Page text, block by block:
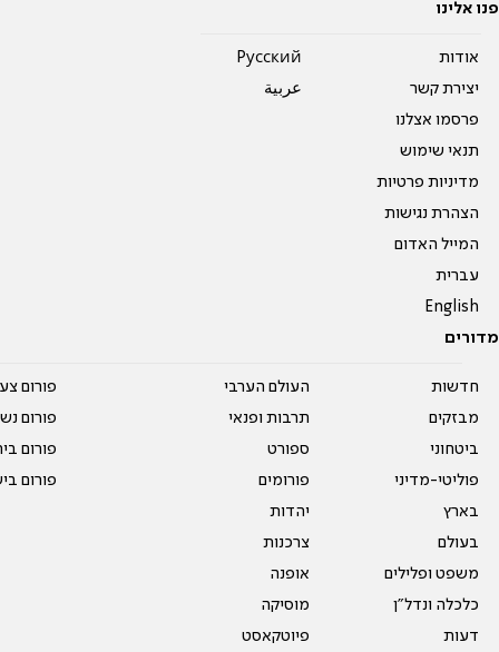
פנו אלינו
אודות
יצירת קשר
פרסמו אצלנו
תנאי שימוש
מדיניות פרטיות
הצהרת נגישות
המייל האדום
עברית
English
Pусский
عربية
מדורים
חדשות
מבזקים
ביטחוני
פוליטי-מדיני
בארץ
בעולם
משפט ופלילים
כלכלה ונדל"ן
דעות
העולם הערבי
תרבות ופנאי
ספורט
פורומים
יהדות
צרכנות
אופנה
מוסיקה
פיוטקאסט
פורום
פורום
פורום
פורום